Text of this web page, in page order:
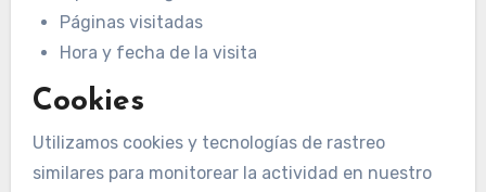
Páginas visitadas
Hora y fecha de la visita
Cookies
Utilizamos cookies y tecnologías de rastreo
similares para monitorear la actividad en nuestro